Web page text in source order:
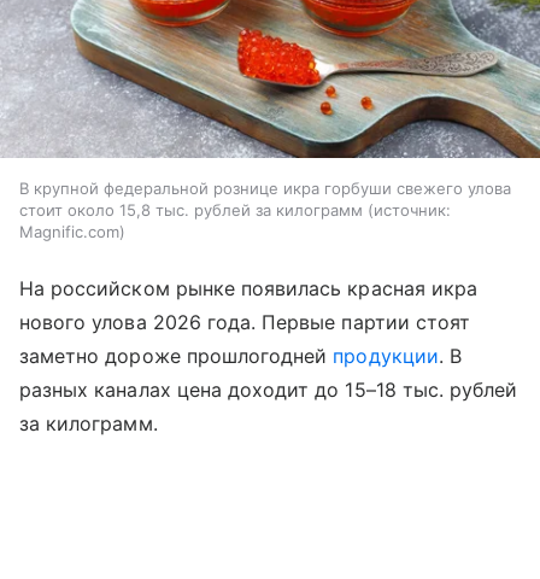
В крупной федеральной рознице икра горбуши свежего улова
стоит около 15,8 тыс. рублей за килограмм
источник:
Magnific.com
На российском рынке появилась красная икра
нового улова 2026 года. Первые партии стоят
заметно дороже прошлогодней продукции. В
разных каналах цена доходит до 15–18 тыс. рублей
за килограмм.